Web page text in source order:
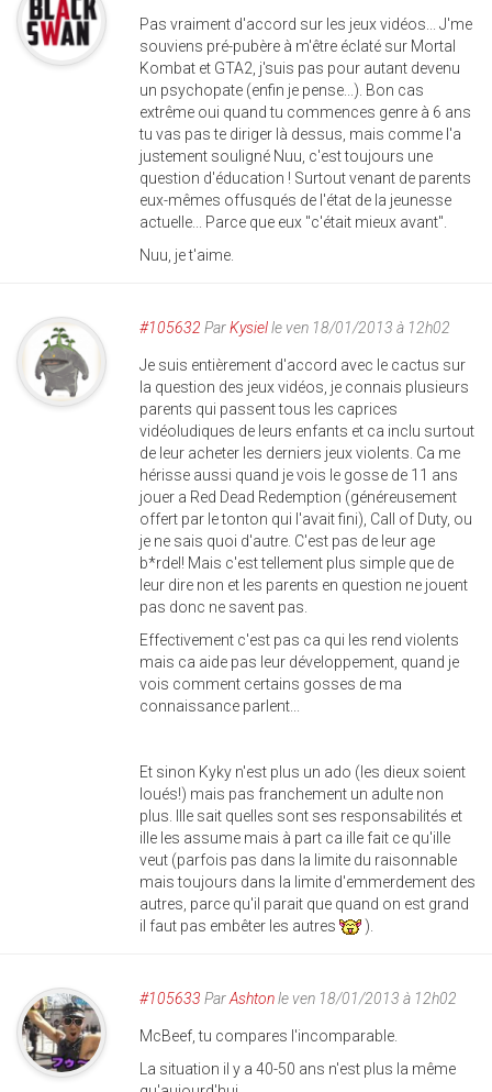
Pas vraiment d'accord sur les jeux vidéos... J'me
souviens pré-pubère à m'être éclaté sur Mortal
Kombat et GTA2, j'suis pas pour autant devenu
un psychopate (enfin je pense...). Bon cas
extrême oui quand tu commences genre à 6 ans
tu vas pas te diriger là dessus, mais comme l'a
justement souligné Nuu, c'est toujours une
question d'éducation ! Surtout venant de parents
eux-mêmes offusqués de l'état de la jeunesse
actuelle... Parce que eux "c'était mieux avant".
Nuu, je t'aime.
#105632 ParKysielle ven 18/01/2013 à 12h02
Je suis entièrement d'accord avec le cactus sur
la question des jeux vidéos, je connais plusieurs
parents qui passent tous les caprices
vidéoludiques de leurs enfants et ca inclu surtout
de leur acheter les derniers jeux violents. Ca me
hérisse aussi quand je vois le gosse de 11 ans
jouer a Red Dead Redemption (généreusement
offert par le tonton qui l'avait fini), Call of Duty, ou
je ne sais quoi d'autre. C'est pas de leur age
b*rdel! Mais c'est tellement plus simple que de
leur dire non et les parents en question ne jouent
pas donc ne savent pas.
Effectivement c'est pas ca qui les rend violents
mais ca aide pas leur développement, quand je
vois comment certains gosses de ma
connaissance parlent...
Et sinon Kyky n'est plus un ado (les dieux soient
loués!) mais pas franchement un adulte non
plus. Ille sait quelles sont ses responsabilités et
ille les assume mais à part ca ille fait ce qu'ille
veut (parfois pas dans la limite du raisonnable
mais toujours dans la limite d'emmerdement des
autres, parce qu'il parait que quand on est grand
il faut pas embêter les autres
).
#105633 ParAshtonle ven 18/01/2013 à 12h02
McBeef, tu compares l'incomparable.
La situation il y a 40-50 ans n'est plus la même